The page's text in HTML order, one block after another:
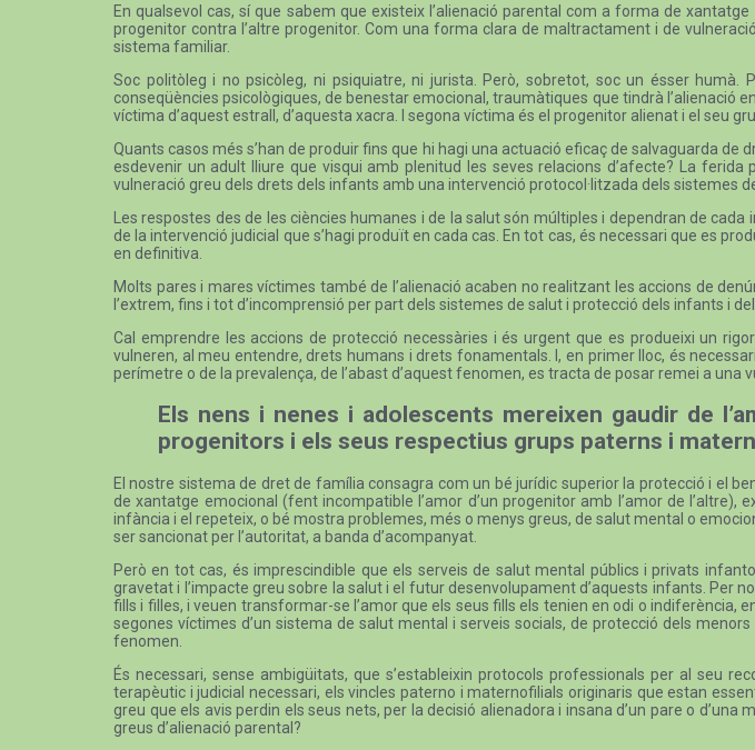
En qualsevol cas, sí que sabem que existeix l’alienació parental com a forma de
progenitor contra l’altre progenitor. Com una forma clara de maltractament i de
sistema familiar.
Soc politòleg i no psicòleg, ni psiquiatre, ni jurista. Però, sobretot, soc un ésser
conseqüències psicològiques, de benestar emocional, traumàtiques que tindrà l’alienació
víctima d’aquest estrall, d’aquesta xacra. I segona víctima és el progenitor alienat i el seu
Quants casos més s’han de produir fins que hi hagi una actuació eficaç de salvaguarda
esdevenir un adult lliure que visqui amb plenitud les seves relacions d’afecte? La
vulneració greu dels drets dels infants amb una intervenció protocol·litzada dels sistemes
Les respostes des de les ciències humanes i de la salut són múltiples i dependran de
de la intervenció judicial que s’hagi produït en cada cas. En tot cas, és necessari que es
en definitiva.
Molts pares i mares víctimes també de l’alienació acaben no realitzant les accions de
l’extrem, fins i tot d’incomprensió per part dels sistemes de salut i protecció dels infants i
Cal emprendre les accions de protecció necessàries i és urgent que es produeixi un
vulneren, al meu entendre, drets humans i drets fonamentals. I, en primer lloc, és
perímetre o de la prevalença, de l’abast d’aquest fenomen, es tracta de posar remei a una
Els nens i nenes i adolescents mereixen gaudir de
progenitors i els seus respectius grups paterns i
El nostre sistema de dret de família consagra com un bé jurídic superior la protecció i el
de xantatge emocional (fent incompatible l’amor d’un progenitor amb l’amor de
infància i el repeteix, o bé mostra problemes, més o menys greus, de salut mental o
ser sancionat per l’autoritat, a banda d’acompanyat.
Però en tot cas, és imprescindible que els serveis de salut mental públics i privats
gravetat i l’impacte greu sobre la salut i el futur desenvolupament d’aquests infants. Per
fills i filles, i veuen transformar-se l’amor que els seus fills els tenien en odi o indiferència,
segones víctimes d’un sistema de salut mental i serveis socials, de protecció dels
fenomen.
És necessari, sense ambigüitats, que s’estableixin protocols professionals per al seu
terapèutic i judicial necessari, els vincles paterno i maternofilials originaris que estan
greu que els avis perdin els seus nets, per la decisió alienadora i insana d’un pare o
greus d’alienació parental?